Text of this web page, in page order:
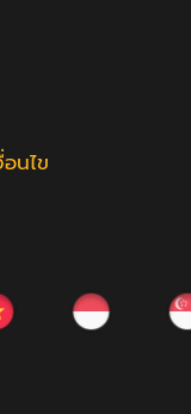
นไข